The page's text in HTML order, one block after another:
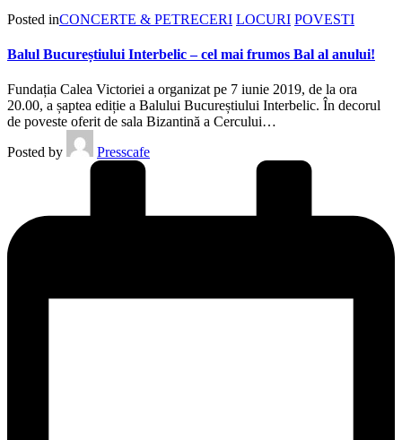
Posted inCONCERTE & PETRECERI LOCURI POVESTI
Balul Bucureștiului Interbelic – cel mai frumos Bal al anului!
Fundația Calea Victoriei a organizat pe 7 iunie 2019, de la ora
20.00, a șaptea ediție a Balului Bucureștiului Interbelic. În decorul
de poveste oferit de sala Bizantină a Cercului…
Posted by
Presscafe